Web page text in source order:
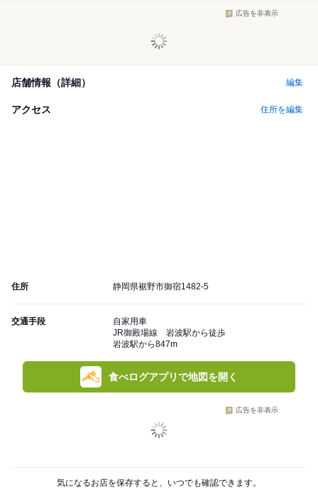
広告を非表示
店舗情報（詳細） 編集
アクセス 住所を編集
住所 静岡県裾野市御宿1482-5
交通手段
自家用車
JR御殿場線 岩波駅から徒歩
岩波駅から847m
食べログアプリで地図を開く
広告を非表示
気になるお店を保存すると、いつでも確認できます。